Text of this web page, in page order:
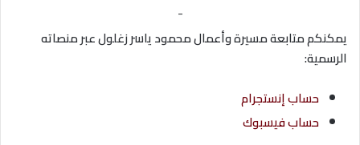
-
يمكنكم متابعة مسيرة وأعمال محمود ياسر زغلول عبر منصاته
الرسمية:
حساب إنستجرام
حساب فيسبوك